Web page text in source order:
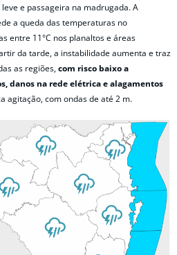
e passageira na madrugada. A
a queda das temperaturas no
entre 11°C nos planaltos e áreas
da tarde, a instabilidade aumenta e traz
as regiões,com risco baixo a
danos na rede elétrica e alagamentos
agitação, com ondas de até 2 m.